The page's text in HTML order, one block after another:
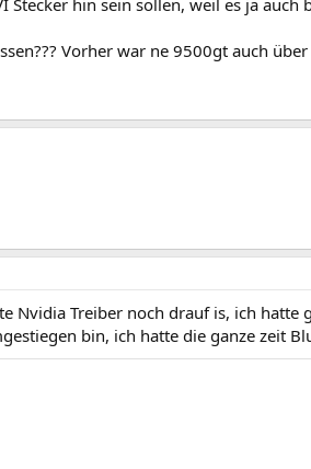
Stecker hin sein sollen, weil es ja
Vorher war ne 9500gt auch
Nvidia Treiber noch drauf is, ich hatte
bin, ich hatte die ganze zeit